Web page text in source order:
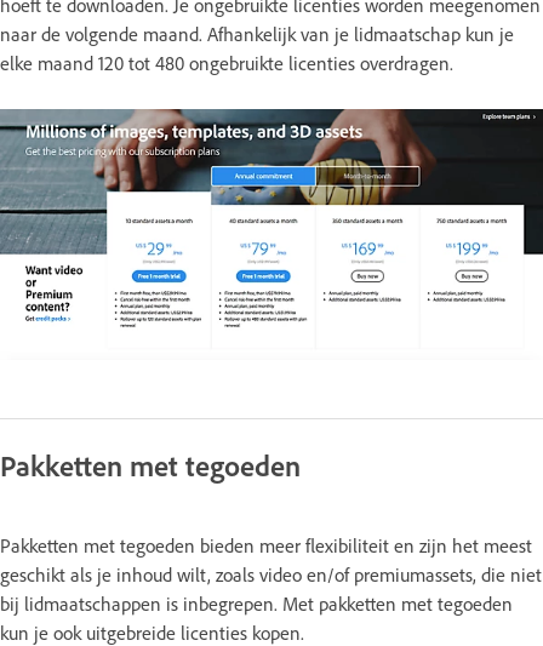
naar de volgende maand. Afhankelijk van je lidmaatschap kun je
elke maand 120 tot 480 ongebruikte licenties overdragen.
Pakketten met tegoeden
Pakketten met tegoeden bieden meer flexibiliteit en zijn het meest
geschikt als je inhoud wilt, zoals video en/of premiumassets, die niet
bij lidmaatschappen is inbegrepen. Met pakketten met tegoeden
kun je ook uitgebreide licenties kopen.